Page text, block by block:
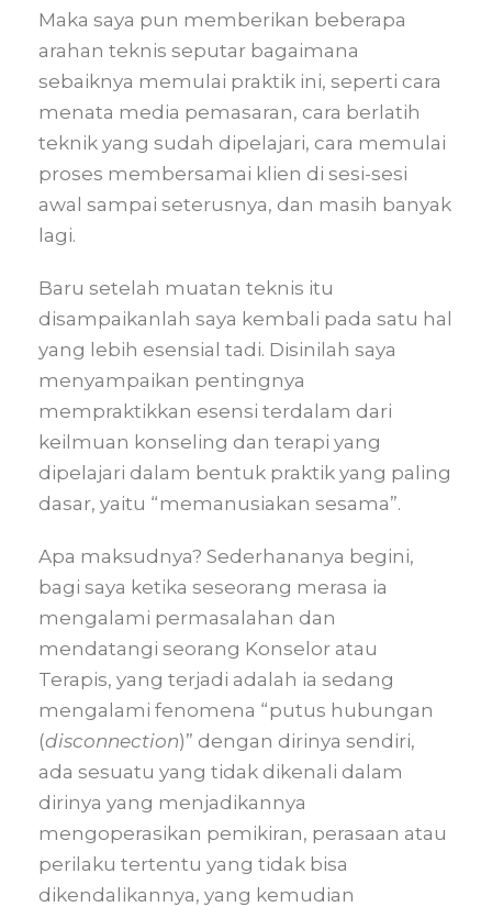
Maka saya pun memberikan beberapa
arahan teknis seputar bagaimana
sebaiknya memulai praktik ini, seperti cara
menata media pemasaran, cara berlatih
teknik yang sudah dipelajari, cara memulai
proses membersamai klien di sesi-sesi
awal sampai seterusnya, dan masih banyak
lagi.
Baru setelah muatan teknis itu
disampaikanlah saya kembali pada satu hal
yang lebih esensial tadi. Disinilah saya
menyampaikan pentingnya
mempraktikkan esensi terdalam dari
keilmuan konseling dan terapi yang
dipelajari dalam bentuk praktik yang paling
dasar, yaitu “memanusiakan sesama”.
Apa maksudnya? Sederhananya begini,
bagi saya ketika seseorang merasa ia
mengalami permasalahan dan
mendatangi seorang Konselor atau
Terapis, yang terjadi adalah ia sedang
mengalami fenomena “putus hubungan
(disconnection)” dengan dirinya sendiri,
ada sesuatu yang tidak dikenali dalam
dirinya yang menjadikannya
mengoperasikan pemikiran, perasaan atau
perilaku tertentu yang tidak bisa
dikendalikannya, yang kemudian